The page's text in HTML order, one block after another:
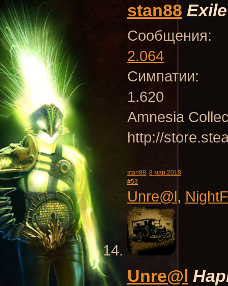
stan88 Exile
Сообщения:
2.064
Симпатии:
1.620
Amnesia
http://
stan88, 8 мар 2018
#53
Unre@l,
Unre@l